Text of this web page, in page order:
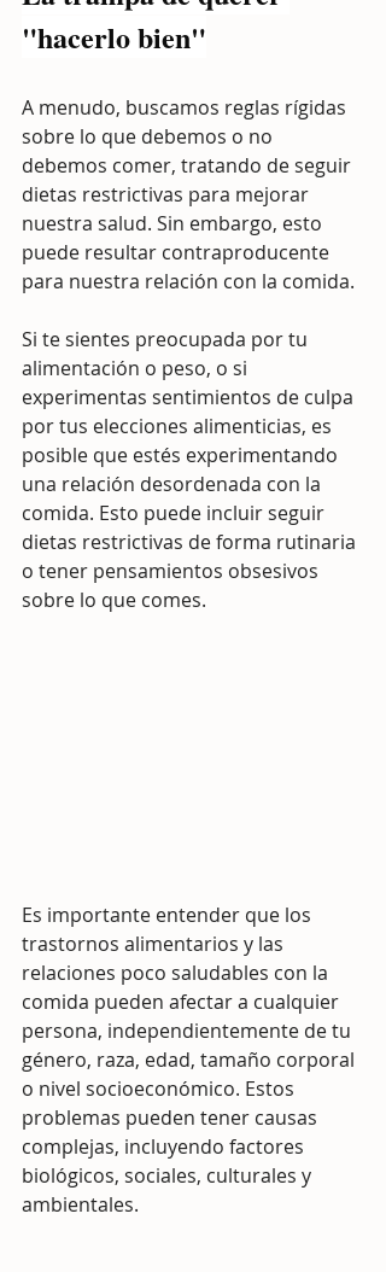
"hacerlo bien"
A menudo, buscamos reglas rígidas
sobre lo que debemos o no
debemos comer, tratando de seguir
dietas restrictivas para mejorar
nuestra salud. Sin embargo, esto
puede resultar contraproducente
para nuestra relación con la comida.
Si te sientes preocupada por tu
alimentación o peso, o si
experimentas sentimientos de culpa
por tus elecciones alimenticias, es
posible que estés experimentando
una relación desordenada con la
comida. Esto puede incluir seguir
dietas restrictivas de forma rutinaria
o tener pensamientos obsesivos
sobre lo que comes.
Es importante entender que los
trastornos alimentarios y las
relaciones poco saludables con la
comida pueden afectar a cualquier
persona, independientemente de tu
género, raza, edad, tamaño corporal
o nivel socioeconómico. Estos
problemas pueden tener causas
complejas, incluyendo factores
biológicos, sociales, culturales y
ambientales.